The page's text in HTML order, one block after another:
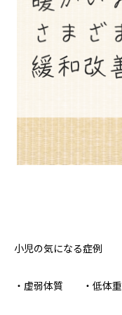
小児の気になる症例
・虚弱体質 ・低体重